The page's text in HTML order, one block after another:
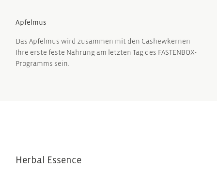
Apfelmus
Das Apfelmus wird zusammen mit den Cashewkernen
Ihre erste feste Nahrung am letzten Tag des FASTENBOX-
Programms sein.
Herbal Essence